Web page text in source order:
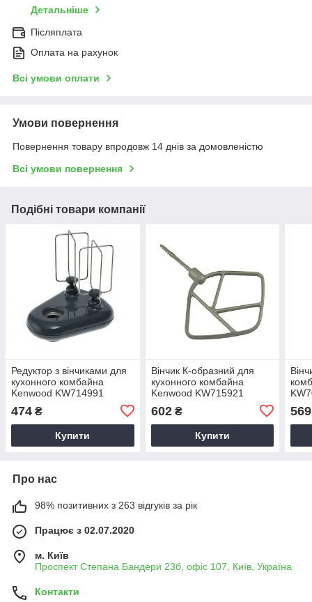
Детальніше
Післяплата
Оплата на рахунок
Всі умови оплати
Умови повернення
Повернення товару впродовж 14 днів за домовленістю
Всі умови повернення
Подібні товари компанії
Редуктор з вінчиками для
кухонного комбайна
Kenwood KW714991
474 ₴
Купити
Вінчик К-образний для
кухонного комбайна
Kenwood KW715921
602₴
Купити
569
Про нас
98% позитивних з 263 відгуків за рік
Працює з 02.07.2020
м. Київ
Проспект Степана Бандери 23б, офіс 107, Київ, Україна
Контакти